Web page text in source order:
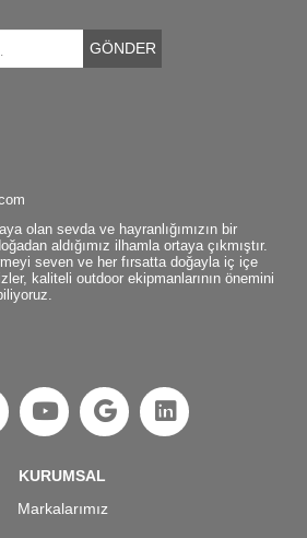
GÖNDER
olan sevda ve hayranlığımızın bir
aldığımız ilhamla ortaya çıkmıştır.
seven ve her fırsatta doğayla iç içe
kaliteli outdoor ekipmanlarının önemini
KURUMSAL
Markalarımız